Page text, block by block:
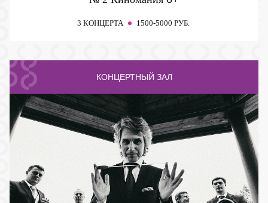
3 КОНЦЕРТА 1500-5000 РУБ.
КОНЦЕРТНЫЙ ЗАЛ